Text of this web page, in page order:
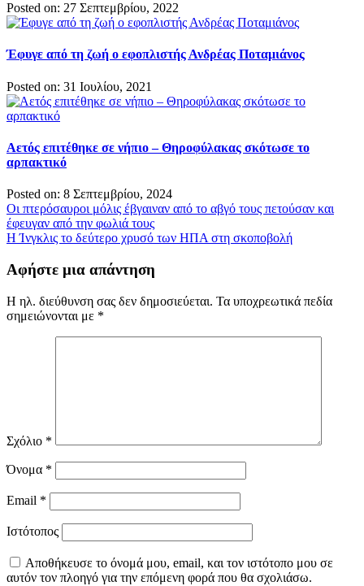
Posted on: 27 Σεπτεμβρίου, 2022
Έφυγε από τη ζωή ο εφοπλιστής Ανδρέας Ποταμιάνος
Posted on: 31 Ιουλίου, 2021
Αετός επιτέθηκε σε νήπιο – Θηροφύλακας σκότωσε το
αρπακτικό
Posted on: 8 Σεπτεμβρίου, 2024
Πλοήγηση
άρθρων
Οι πτερόσαυροι μόλις έβγαιναν από το αβγό τους πετούσαν και
έφευγαν από την φωλιά τους
Η Ίνγκλις το δεύτερο χρυσό των ΗΠΑ στη σκοποβολή
Αφήστε μια απάντηση
Η ηλ. διεύθυνση σας δεν δημοσιεύεται. Τα υποχρεωτικά πεδία
σημειώνονται με *
Σχόλιο *
Όνομα *
Email *
Ιστότοπος
Αποθήκευσε το όνομά μου, email, και τον ιστότοπο μου σε
αυτόν τον πλοηγό για την επόμενη φορά που θα σχολιάσω.